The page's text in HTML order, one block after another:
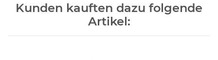
Kunden kauften dazu folgende
Artikel: